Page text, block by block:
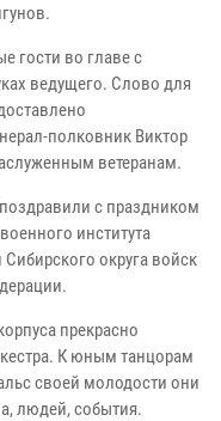
гости во главе с
ведущего. Слово для
полковник Виктор
ветеранам.
с праздником
института
округа войск
прекрасно
К юным танцорам
своей молодости они
людей, события.